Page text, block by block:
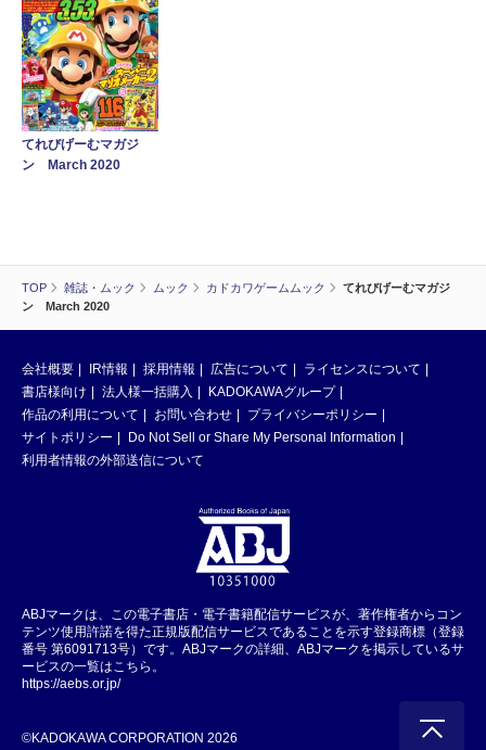
TOP 雑誌・ムック ムック カドカワゲームムック
てれびげーむマガジ
ン March 2020
てれびげーむマガジ
ン March 2020
会社概要 IR情報 採用情報 広告について
ライセンスについて
書店様向け
法人様一括購入
KADOKAWAグループ
作品の利用について
お問い合わせ
プライバシーポリシー
サイトポリシー
Do Not Sell or Share My Personal Information
利用者情報の外部送信について
ABJマークは、この電子書店・電子書籍配信サービスが、著作権者からコン
テンツ使用許諾を得た正規版配信サービスであることを示す登録商標（登録
番号 第6091713号）です。ABJマークの詳細、ABJマークを掲示しているサ
ービスの一覧はこちら。
https://aebs.or.jp/
©KADOKAWA CORPORATION 2026